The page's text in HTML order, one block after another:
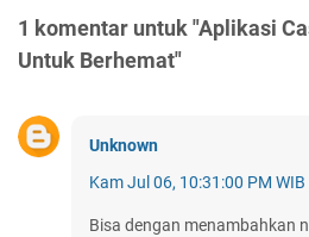
1 komentar untuk "Aplikasi
Untuk Berhemat"
Unknown
Kam Jul 06, 10:31:00 PM WIB
Bisa dengan menambahkan